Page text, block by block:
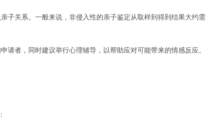
子关系。一般来说，非侵入性的亲子鉴定从取样到得到结果大约需
请者，同时建议举行心理辅导，以帮助应对可能带来的情感反应。